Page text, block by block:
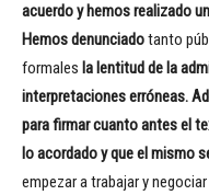
acuerdo y hemos realizado
Hemos denunciadotanto
formales la lentitud de la
interpretaciones erróneas.
para firmar cuanto antes el
lo acordado y que el mismo
empezar a trabajar y